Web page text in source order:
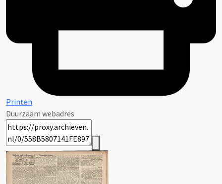
Printen
Duurzaam webadres